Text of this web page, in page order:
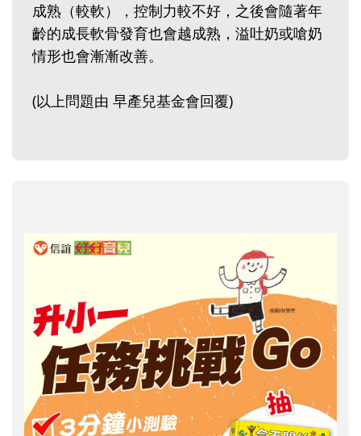
成熟（較軟），控制力較不好，之後會隨著年
齡的成長軟骨發育也會越成熟，溢吐奶或嗆奶
情形也會漸漸改善。
(以上問題由 早產兒基金會回覆)